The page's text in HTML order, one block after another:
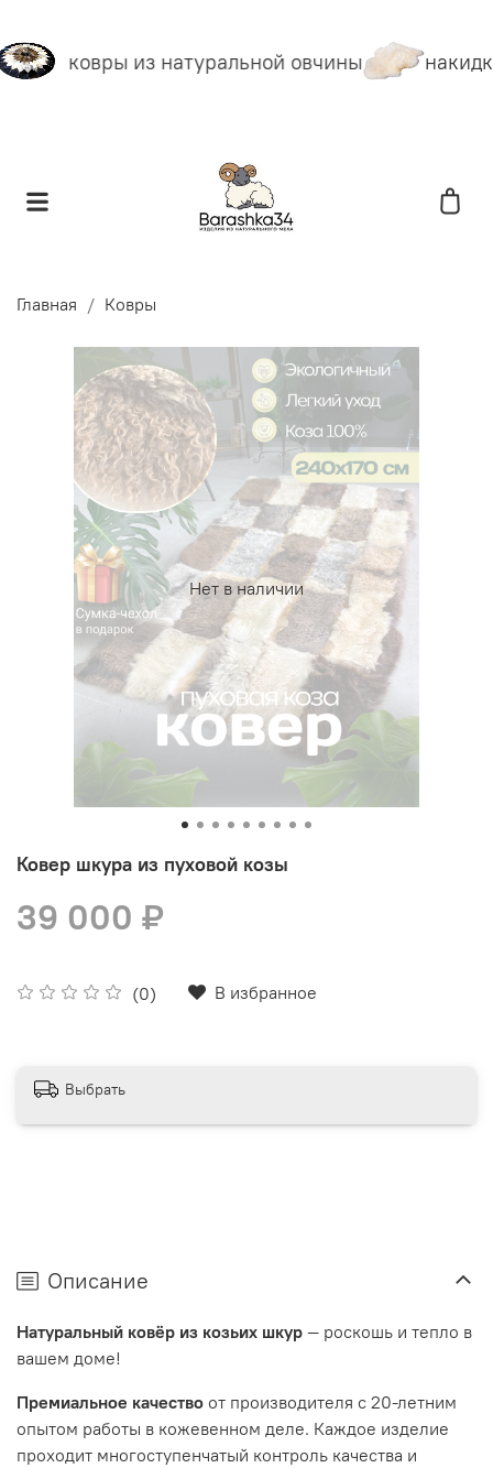
ковры из натуральной овчины
Главная Ковры
Нет в наличии
Ковер шкура из пуховой козы
(0) В избранное
39 000 ₽
Выбрать
Описание
Натуральный ковёр из козьих шкур — роскошь и тепло в
вашем доме!
Премиальное качество от производителя с 20-летним
опытом работы в кожевенном деле. Каждое изделие
проходит многоступенчатый контроль качества и